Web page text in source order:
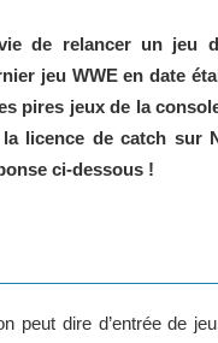
de relancer un jeu
jeu WWE en date
pires jeux de la
licence de catch sur
ci-dessous !
peut dire d’entrée de